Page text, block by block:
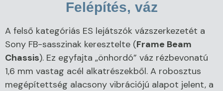
Felépítés, váz
A felső kategóriás ES lejátszók vázszerkezetét a
Sony FB-sasszinak keresztelte (Frame Beam
Chassis). Ez egyfajta „önhordó” váz rézbevonatú
1,6 mm vastag acél alkatrészekből. A robosztus
megépítettség alacsony vibrációjú alapot jelent, a